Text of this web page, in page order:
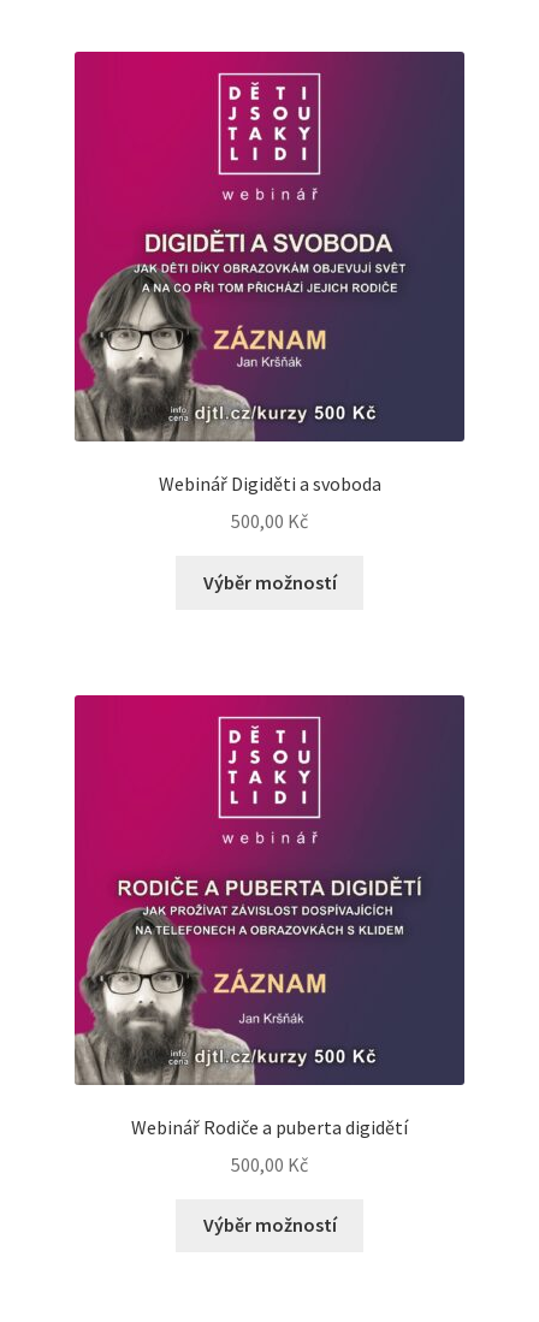
Webinář Digiděti a svoboda
500,00 Kč
Výběr možností
Webinář Rodiče a puberta digidětí
500,00 Kč
Výběr možností